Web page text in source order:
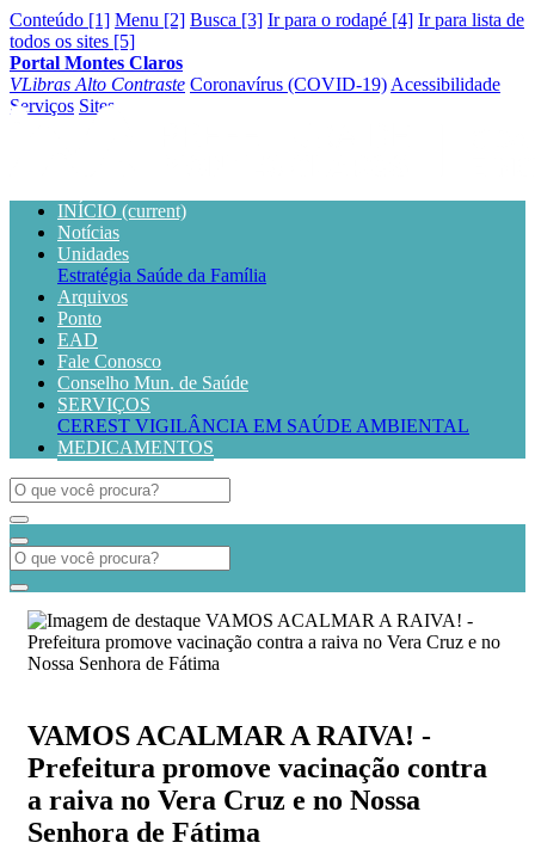
Conteúdo [1] Menu [2] Busca [3] Ir para o rodapé [4] Ir para lista de
todos os sites [5]
Portal Montes Claros
VLibras Alto Contraste Coronavírus (COVID-19) Acessibilidade
Serviços Sites
INÍCIO (current)
Notícias
Unidades
Estratégia Saúde da Família
Arquivos
Ponto
EAD
Fale Conosco
Conselho Mun. de Saúde
SERVIÇOS
CEREST VIGILÂNCIA EM SAÚDE AMBIENTAL
MEDICAMENTOS
VAMOS ACALMAR A RAIVA! -
Prefeitura promove vacinação contra
a raiva no Vera Cruz e no Nossa
Senhora de Fátima